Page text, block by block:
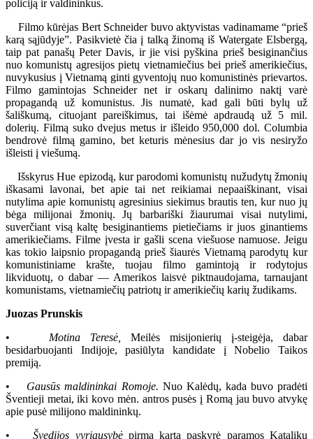
policiją ir valdininkus.
Filmo kūrėjas Bert Schneider buvo aktyvistas vadinamame “prieš
karą sąjūdyje”. Pasikvietė čia į talką žinomą iš Watergate Elsbergą,
taip pat panašų Peter Davis, ir jie visi pyškina prieš besiginančius
nuo komunistų agresijos pietų vietnamiečius bei prieš amerikiečius,
nuvykusius į Vietnamą ginti gyventojų nuo komunistinės prievartos.
Filmo gamintojas Schneider net ir oskarų dalinimo naktį varė
propagandą už komunistus. Jis numatė, kad gali būti bylų už
šališkumą, cituojant pareiškimus, tai išėmė apdraudą už 5 mil.
dolerių. Filmą suko dvejus metus ir išleido 950,000 dol. Columbia
bendrovė filmą gamino, bet keturis mėnesius dar jo vis nesiryžo
išleisti į viešumą.
Išskyrus Hue epizodą, kur parodomi komunistų nužudytų žmonių
iškasami lavonai, bet apie tai net reikiamai nepaaiškinant, visai
nutylima apie komunistų agresinius siekimus brautis ten, kur nuo jų
bėga milijonai žmonių. Jų barbariški žiaurumai visai nutylimi,
suverčiant visą kaltę besiginantiems pietiečiams ir juos ginantiems
amerikiečiams. Filme įvesta ir gašli scena viešuose namuose. Jeigu
kas tokio laipsnio propagandą prieš šiaurės Vietnamą parodytų kur
komunistiniame krašte, tuojau filmo gamintoją ir rodytojus
likviduotų, o dabar — Amerikos laisvė piktnaudojama, tarnaujant
komunistams, vietnamiečių patriotų ir amerikiečių karių žudikams.
Juozas Prunskis
• Motina Teresė,
Meilės misijonierių į-steigėja, dabar
besidarbuojanti Indijoje, pasiūlyta kandidate į Nobelio Taikos
premiją.
• Gausūs maldininkai Romoje. Nuo Kalėdų, kada buvo pradėti
Šventieji metai, iki kovo mėn. antros pusės į Romą jau buvo atvykę
apie pusė milijono maldininkų.
•Švedijos vyriausybėpirmą kartą paskyrė paramos Katalikų